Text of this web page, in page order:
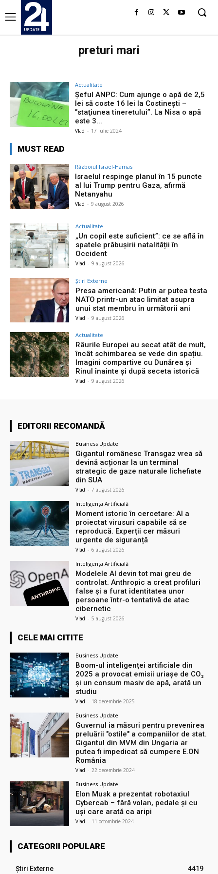
preturi mari
Actualitate
Șeful ANPC: Cum ajunge o apă de 2,5
lei să coste 16 lei la Costinești –
”staţiunea tineretului”. La Nisa o apă
este 3...
Vlad - 17 iulie 2024
MUST READ
Războiul Israel-Hamas
Israelul respinge planul în 15 puncte
al lui Trump pentru Gaza, afirmă
Netanyahu
Vlad - 9 august 2026
Actualitate
„Un copil este suficient”: ce se află în
spatele prăbușirii natalității în
Occident
Vlad - 9 august 2026
Știri Externe
Presa americană: Putin ar putea testa
NATO printr-un atac limitat asupra
unui stat membru în următorii ani
Vlad - 9 august 2026
Actualitate
Râurile Europei au secat atât de mult,
încât schimbarea se vede din spațiu.
Imagini compartive cu Dunărea și
Rinul înainte și după seceta istorică
Vlad - 9 august 2026
EDITORII RECOMANDĂ
Business Update
Gigantul românesc Transgaz vrea să
devină acționar la un terminal
strategic de gaze naturale lichefiate
din SUA
Vlad - 7 august 2026
Inteligența Artificială
Moment istoric în cercetare: AI a
proiectat virusuri capabile să se
reproducă. Experții cer măsuri
urgente de siguranță
Vlad - 6 august 2026
Inteligența Artificială
Modelele AI devin tot mai greu de
controlat. Anthropic a creat profiluri
false și a furat identitatea unor
persoane într-o tentativă de atac
cibernetic
Vlad - 5 august 2026
CELE MAI CITITE
Business Update
Boom-ul inteligenței artificiale din
2025 a provocat emisii uriașe de CO₂
și un consum masiv de apă, arată un
studiu
Vlad - 18 decembrie 2025
Business Update
Guvernul ia măsuri pentru prevenirea
preluării ″ostile″ a companiilor de stat.
Gigantul din MVM din Ungaria ar
putea fi impedicat să cumpere E.ON
România
Vlad - 22 decembrie 2024
Business Update
Elon Musk a prezentat robotaxiul
Cyberсab – fără volan, pedale și cu
uși care arată ca aripi
Vlad - 11 octombrie 2024
CATEGORII POPULARE
Știri Externe 4419